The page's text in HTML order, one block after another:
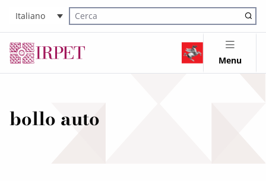
Italiano
Cerca nel sito
Menu
bollo auto